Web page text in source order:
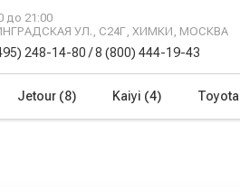
до 21:00
УЛ., С24Г, ХИМКИ, МОСКВА
248-14-80 /8 (800) 444-19-43
Jetour (8) Kaiyi (4) Toyota